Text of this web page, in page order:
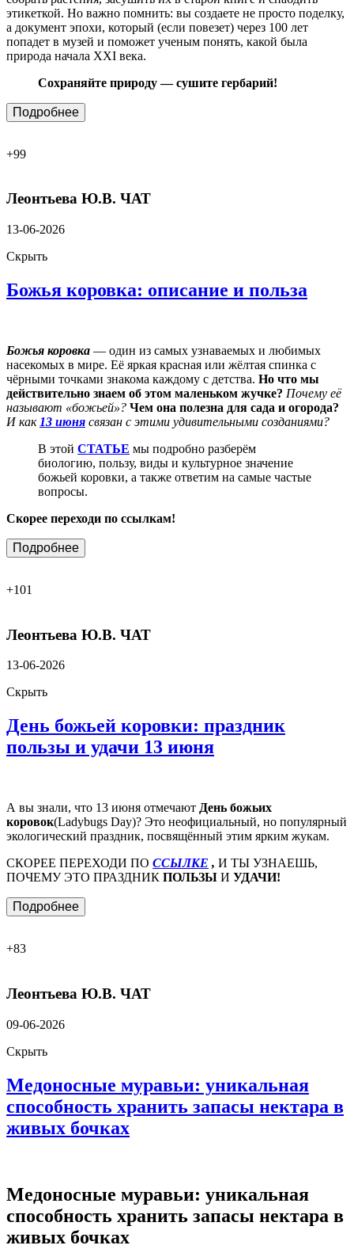
этикеткой. Но важно помнить: вы создаете не просто поделку,
а документ эпохи, который (если повезет) через 100 лет
попадет в музей и поможет ученым понять, какой была
природа начала XXI века.
Сохраняйте природу — сушите гербарий!
Подробнее
+99
Леонтьева Ю.В. ЧАТ
13-06-2026
Скрыть
Божья коровка: описание и польза
Божья коровка — один из самых узнаваемых и любимых
насекомых в мире. Её яркая красная или жёлтая спинка с
чёрными точками знакома каждому с детства. Но что мы
действительно знаем об этом маленьком жучке? Почему её
называют «божьей»? Чем она полезна для сада и огорода?
И как 13 июня связан с этими удивительными созданиями?
В этой СТАТЬЕ мы подробно разберём
биологию, пользу, виды и культурное значение
божьей коровки, а также ответим на самые частые
вопросы.
Скорее переходи по ссылкам!
Подробнее
+101
Леонтьева Ю.В. ЧАТ
13-06-2026
Скрыть
День божьей коровки: праздник
пользы и удачи 13 июня
А вы знали, что 13 июня отмечают День божьих
коровок(Ladybugs Day)? Это неофициальный, но популярный
экологический праздник, посвящённый этим ярким жукам.
СКОРЕЕ ПЕРЕХОДИ ПО ССЫЛКЕ , И ТЫ УЗНАЕШЬ,
ПОЧЕМУ ЭТО ПРАЗДНИК ПОЛЬЗЫ И УДАЧИ!
Подробнее
+83
Леонтьева Ю.В. ЧАТ
09-06-2026
Скрыть
Медоносные муравьи: уникальная
способность хранить запасы нектара в
живых бочках
Медоносные муравьи: уникальная
способность хранить запасы нектара в
живых бочках